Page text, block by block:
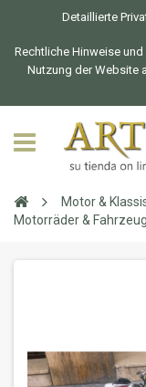
Detaillierte
Rechtliche Hinweise
Nutzung der Website
Motor &
Motorräder &